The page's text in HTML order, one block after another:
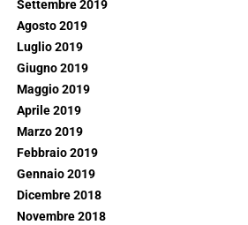
Settembre 2019
Agosto 2019
Luglio 2019
Giugno 2019
Maggio 2019
Aprile 2019
Marzo 2019
Febbraio 2019
Gennaio 2019
Dicembre 2018
Novembre 2018